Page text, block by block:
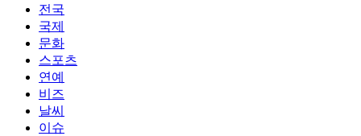
전국
국제
문화
스포츠
연예
비즈
날씨
이슈